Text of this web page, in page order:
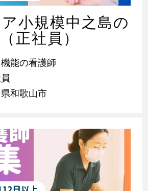
小規模中之島の
正社員）
能の看護師
和歌山市